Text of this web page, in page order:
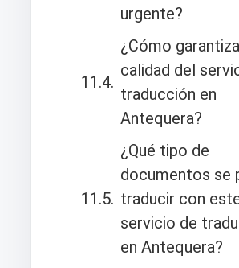
urgente?
¿Cómo
calidad del
traducción en
Antequera?
¿Qué tipo de
documentos se
traducir con
servicio de
en Antequera?